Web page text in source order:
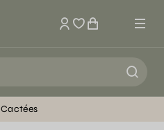
Mon compte
Cactées